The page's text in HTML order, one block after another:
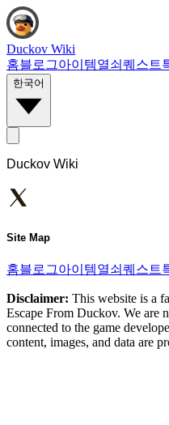
Duckov Wiki
홈블로그아이템열쇠 퀘스트
한국어
Duckov Wiki
Site Map
홈블로그아이템열쇠 퀘스트
Disclaimer: This website is a
Escape From Duckov. We are
connected to the game
content, images, and data are